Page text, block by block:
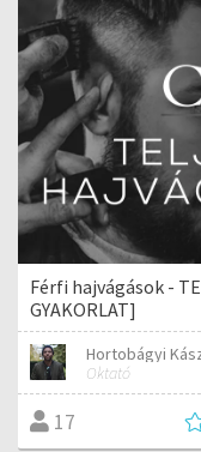
Férfi hajvágások -
GYAKORLAT]
Hortobágyi
Oktató
17